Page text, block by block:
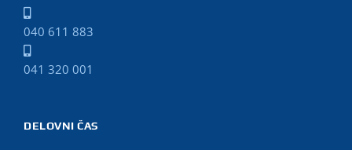
040 611 883
041 320 001
DELOVNI ČAS